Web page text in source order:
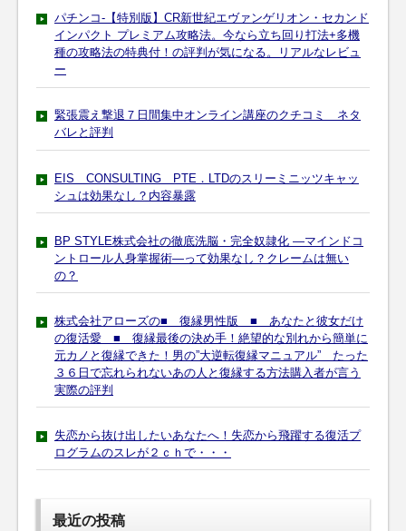
パチンコ-【特別版】CR新世紀エヴァンゲリオン・セカンド
インパクト プレミアム攻略法。今なら立ち回り打法+多機
種の攻略法の特典付！の評判が気になる。リアルなレビュ
ー
緊張震え撃退７日間集中オンライン講座のクチコミ ネタ
バレと評判
EIS CONSULTING PTE．LTDのスリーミニッツキャッ
シュは効果なし？内容暴露
BP STYLE株式会社の徹底洗脳・完全奴隷化 ―マインドコ
ントロール人身掌握術―って効果なし？クレームは無い
の？
株式会社アローズの■ 復縁男性版 ■ あなたと彼女だけ
の復活愛 ■ 復縁最後の決め手！絶望的な別れから簡単に
元カノと復縁できた！男の”大逆転復縁マニュアル” たった
３６日で忘れられないあの人と復縁する方法購入者が言う
実際の評判
失恋から抜け出したいあなたへ！失恋から飛躍する復活プ
ログラムのスレが２ｃｈで・・・
最近の投稿